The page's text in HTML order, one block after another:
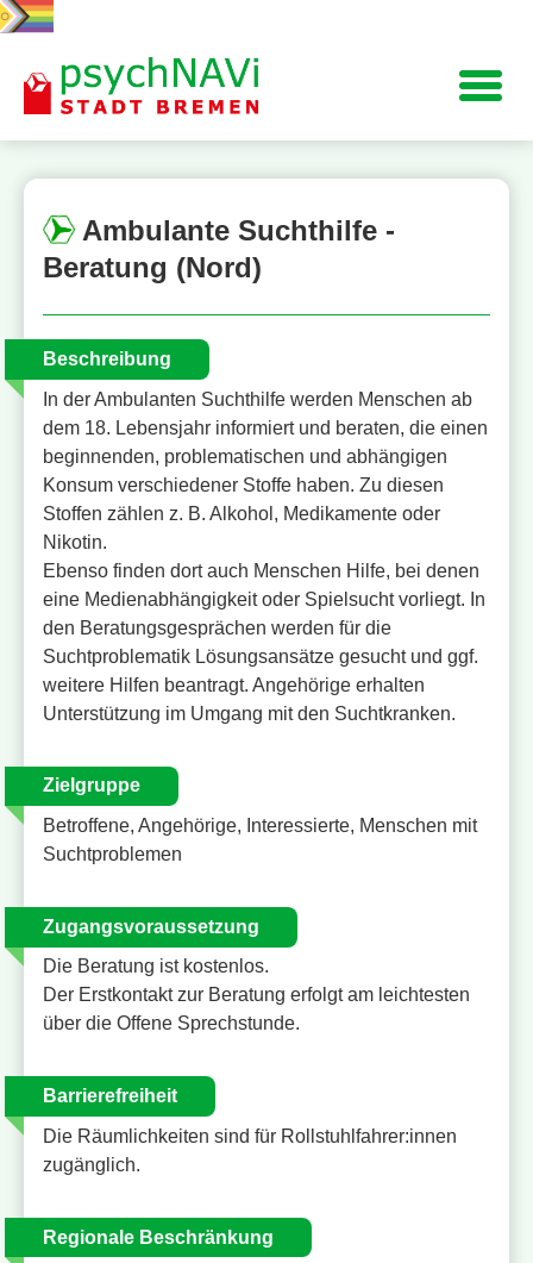
Navigation
Ambulante Suchthilfe -
Beratung (Nord)
Beschreibung
In der Ambulanten Suchthilfe werden Menschen ab
dem 18. Lebensjahr informiert und beraten, die einen
beginnenden, problematischen und abhängigen
Konsum verschiedener Stoffe haben. Zu diesen
Stoffen zählen z. B. Alkohol, Medikamente oder
Nikotin.
Ebenso finden dort auch Menschen Hilfe, bei denen
eine Medienabhängigkeit oder Spielsucht vorliegt. In
den Beratungsgesprächen werden für die
Suchtproblematik Lösungsansätze gesucht und ggf.
weitere Hilfen beantragt. Angehörige erhalten
Unterstützung im Umgang mit den Suchtkranken.
Zielgruppe
Betroffene, Angehörige, Interessierte, Menschen mit
Suchtproblemen
Zugangsvoraussetzung
Die Beratung ist kostenlos.
Der Erstkontakt zur Beratung erfolgt am leichtesten
über die Offene Sprechstunde.
Barrierefreiheit
Die Räumlichkeiten sind für Rollstuhlfahrer:innen
zugänglich.
Regionale Beschränkung